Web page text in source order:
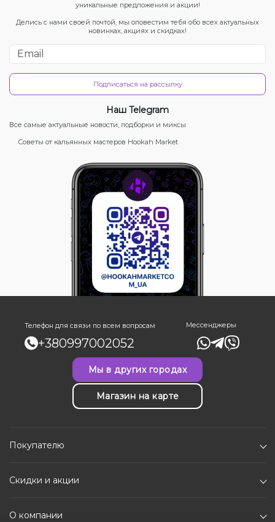
уникальные предложения и акции!
Делись с нами своей почтой, мы оповестим тебя обо всех актуальных
новинках, акциях и скидках!
Подписаться на рассылку
Наш Telegram
Все самые актуальные новости, подборки и миксы
Советы от кальянных мастеров Hookah Market
Телефон для связи по всем вопросам
+380997002052
Мессенджеры
Мы в других городах
Магазин на карте
Покупателю
Скидки и акции
О компании